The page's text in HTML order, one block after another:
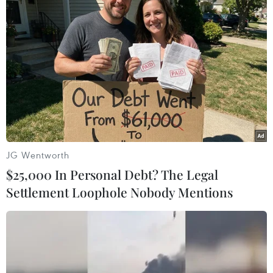
mất 3 trong số 4 người con trong loạt vụ tấn công khủng
bố ở Sri Lanka.
Giáo hoàng Francis kêu gọi mọi hỗ trợ cần
JG Wentworth
$25,000 In Personal Debt? The Legal
Settlement Loophole Nobody Mentions